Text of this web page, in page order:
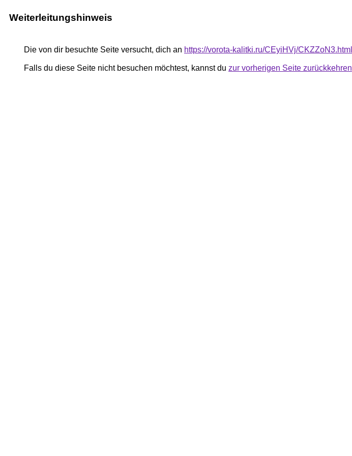
Weiterleitungshinweis
Die von dir besuchte Seite versucht, dich an https://vorota-kalitki.ru/CEyiHVj/CKZZoN3.html
Falls du diese Seite nicht besuchen möchtest, kannst du zur vorherigen Seite zurückkehren